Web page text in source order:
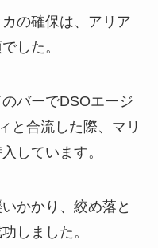
の確保は、アリア
した。
バーでDSOエージ
と合流した際、マリ
しています。
かかり、絞め落と
しました。